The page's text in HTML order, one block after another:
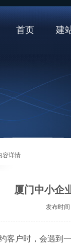
首页 建
容详情
厦门中小企
发布时
客户时，会遇到